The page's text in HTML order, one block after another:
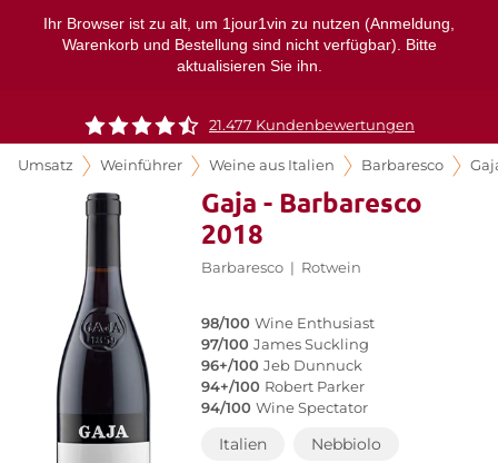
Ihr Browser ist zu alt, um 1jour1vin zu nutzen (Anmeldung,
Warenkorb und Bestellung sind nicht verfügbar). Bitte
aktualisieren Sie ihn.
21.477 Kundenbewertungen
Umsatz Weinführer Weine aus Italien Barbaresco
Gaja - Barbaresco
2018
Barbaresco | Rotwein
98/100 Wine Enthusiast
97/100 James Suckling
96+/100 Jeb Dunnuck
94+/100 Robert Parker
94/100 Wine Spectator
Italien
Nebbiolo